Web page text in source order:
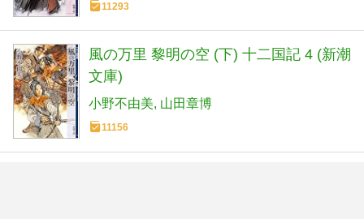
11293
風の万里 黎明の空 (下) 十二国記 4 (新潮
文庫)
小野不由美 山田章博
11156